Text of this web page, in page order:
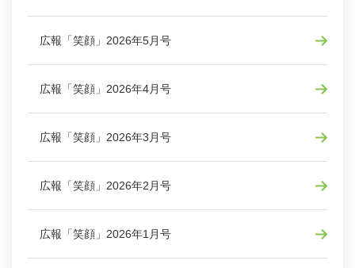
広報「笑顔」2026年5月号
広報「笑顔」2026年4月号
広報「笑顔」2026年3月号
広報「笑顔」2026年2月号
広報「笑顔」2026年1月号